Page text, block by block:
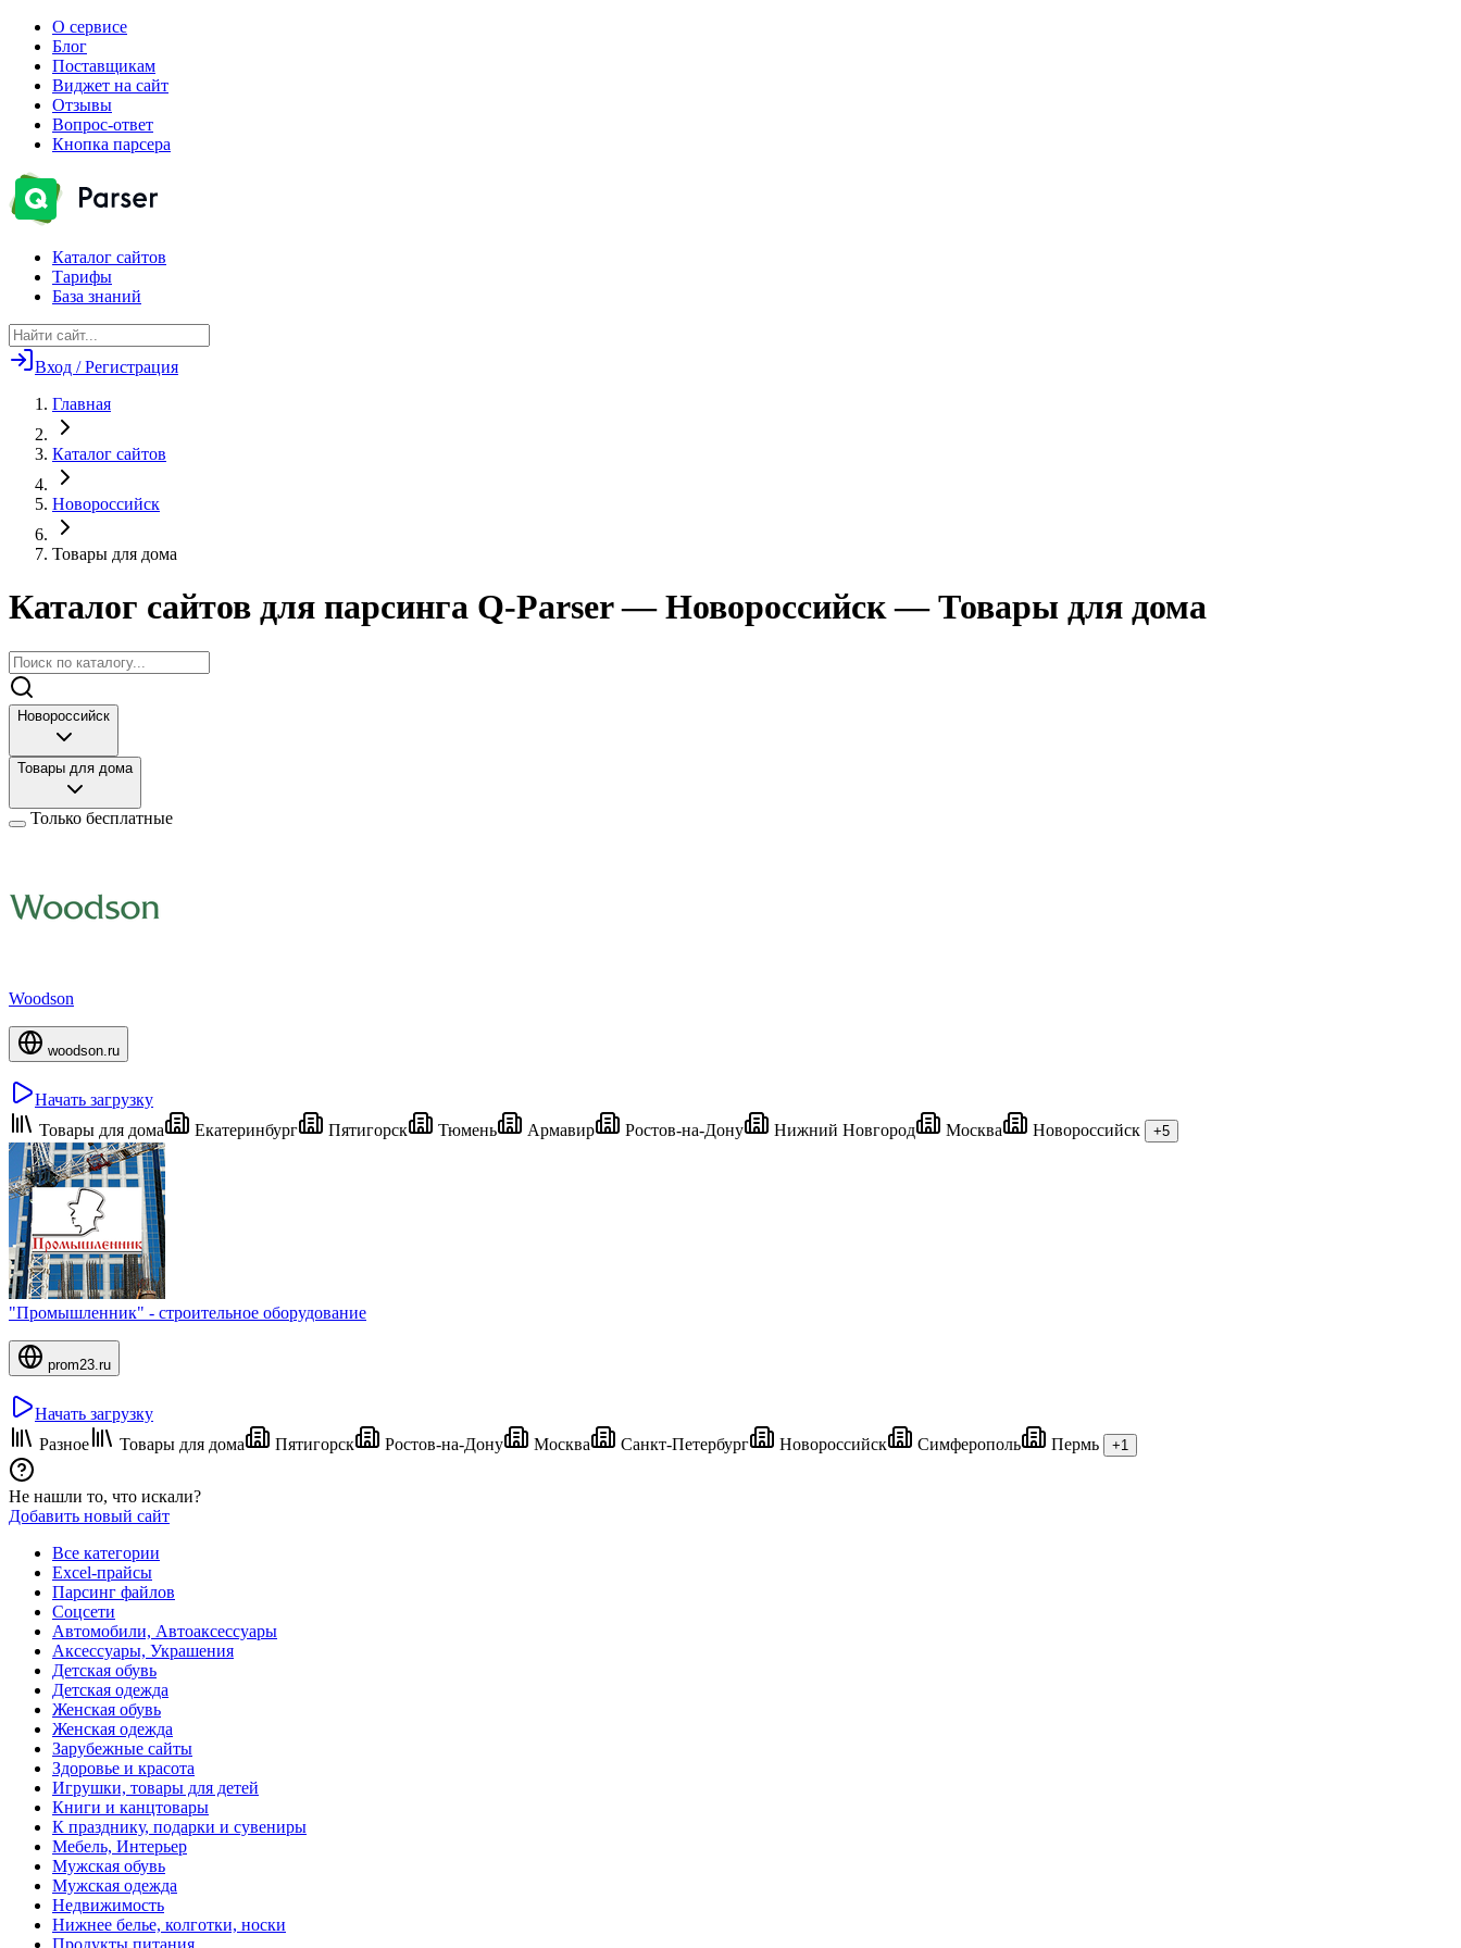
О сервисе
Блог
Поставщикам
Виджет на сайт
Отзывы
Вопрос-ответ
Кнопка парсера
Каталог сайтов
Тарифы
База знаний
Вход / Регистрация
Главная
Каталог сайтов
Новороссийск
Товары для дома
Каталог сайтов для парсинга Q-Parser— Новороссийск — Товары для дома
Новороссийск
Товары для дома
Только бесплатные
Woodson
woodson.ru
Начать загрузку
Товары для дома
Екатеринбург Пятигорск Тюмень Армавир Ростов-на-Дону Нижний Новгород Москва Новороссийск +5
"Промышленник" - строительное оборудование
prom23.ru
Начать загрузку
Разное
Товары для дома Пятигорск Ростов-на-Дону Москва Санкт-Петербург Новороссийск Симферополь Пермь +1
Не нашли то, что искали?
Добавить новый сайт
Все категории
Excel-прайсы
Парсинг файлов
Соцсети
Автомобили, Автоаксессуары
Аксессуары, Украшения
Детская обувь
Детская одежда
Женская обувь
Женская одежда
Зарубежные сайты
Здоровье и красота
Игрушки, товары для детей
Книги и канцтовары
К празднику, подарки и сувениры
Мебель, Интерьер
Мужская обувь
Мужская одежда
Недвижимость
Нижнее белье, колготки, носки
Продукты питания